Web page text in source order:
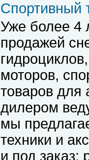
Спортивный
Уже более 4
продажей
моторов,
товаров для
дилером
мы
техники и
и под заказ;